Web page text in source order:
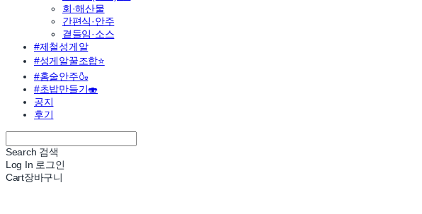
회·해산물
간편식·안주
곁들임·소스
#제철성게알
#성게알꿀조합⭐
#홈술안주🍶
#초밥만들기🍣
공지
후기
Search 검색
Log In 로그인
Cart장바구니